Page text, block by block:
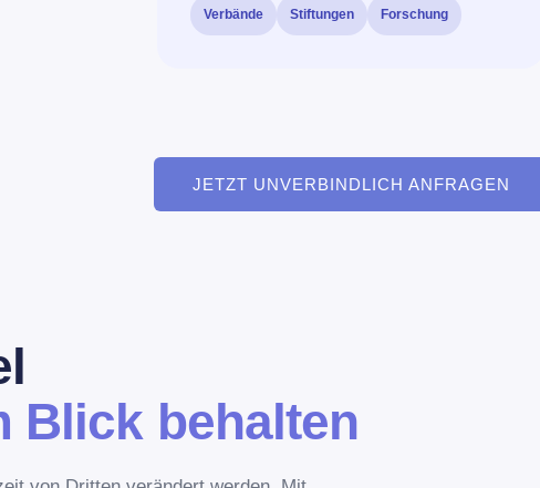
Verbände Stiftungen Forschung
JETZT UNVERBINDLICH ANFRAGEN
Blick behalten